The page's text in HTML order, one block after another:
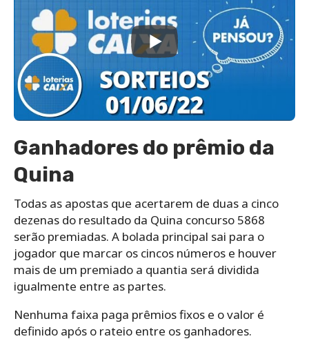
Ganhadores do prêmio da
Quina
Todas as apostas que acertarem de duas a cinco
dezenas do resultado da Quina concurso 5868
serão premiadas. A bolada principal sai para o
jogador que marcar os cincos números e houver
mais de um premiado a quantia será dividida
igualmente entre as partes.
Nenhuma faixa paga prêmios fixos e o valor é
definido após o rateio entre os ganhadores.